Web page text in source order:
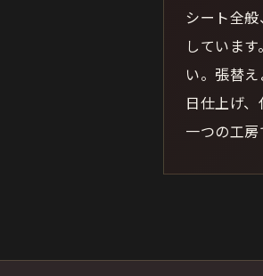
シート全
していま
い。張替
日仕上げ
一つの工